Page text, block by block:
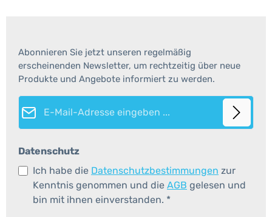
Abonnieren Sie jetzt unseren regelmäßig
erscheinenden Newsletter, um rechtzeitig über neue
Produkte und Angebote informiert zu werden.
E-Mail-Adresse*
Datenschutz
Ich habe die Datenschutzbestimmungen zur
Kenntnis genommen und die AGB gelesen und
bin mit ihnen einverstanden. *